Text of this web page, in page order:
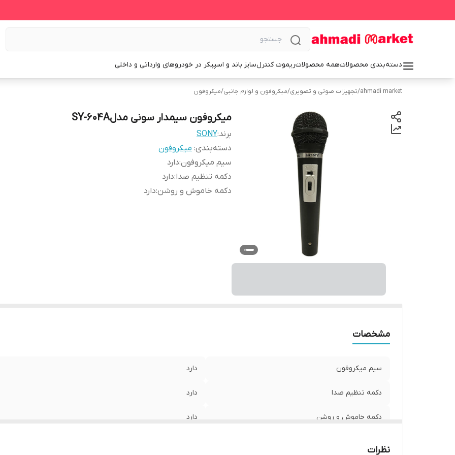
دسته‌بندی محصولاتهمه محصولاتریموت کنترلسایز باند و اسپیکر در خودروهای وارداتی و داخلی
ahmadi market
/تجهیزات صوتی و تصویری/میکروفون و لوازم جانبی/میکروفون
میکروفون سیمدار سونی مدلSY-604A
برند:SONY
دسته‌بندی: میکروفون
سیم میکروفون:دارد
دکمه تنظیم صدا:دارد
دکمه خاموش و روشن:دارد
مشخصات
سیم میکروفون دارد
دکمه تنظیم صدا دارد
دکمه خاموش و روشن دارد
نظرات